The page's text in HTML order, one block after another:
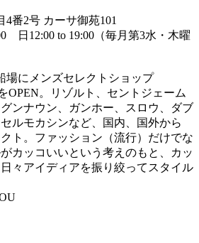
番2号 カーサ御苑101
日12:00 to 19:00（毎月第3水・木曜
場にメンズセレクトショップ
OPEN。リゾルト、セントジェーム
ンナウン、ガンホー、スロウ、ダブ
ルモカシンなど、国内、国外から
ト。ファッション（流行）だけでな
カッコいいという考えのもと、カッ
々アイディアを振り絞ってスタイル